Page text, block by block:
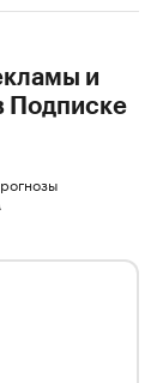
и
Подписке